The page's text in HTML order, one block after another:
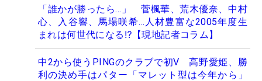
「誰かが勝ったら…」 菅楓華、荒木優奈、中村
心、入谷響、馬場咲希…人材豊富な2005年度生
まれは何世代になる⁉【現地記者コラム】
中2から使うPINGのクラブで初V 高野愛姫、勝
利の決め手はパター「マレット型は今年から」